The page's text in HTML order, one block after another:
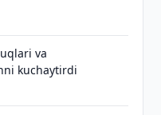
va
kuchaytirdi